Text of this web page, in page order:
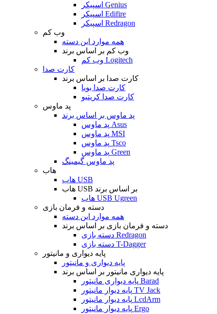
اسپیکر Genius
اسپیکر Edifire
اسپیکر Redragon
وب کم
همه موارد این دسته
وب کم بر اساس برند
وب کم Logitech
کارت صدا
کارت صدا بر اساس برند
کارت صدا بویا
کارت صدا کریتیو
پد ماوس
پد ماوس بر اساس برند
پد ماوس Asus
پد ماوس MSI
پد ماوس Tsco
پد ماوس Green
پد ماوس گیمینگ
هاب
هاب USB
هاب USB بر اساس برند
هاب USB Ugreen
دسته و فرمان بازی
همه موارد این دسته
دسته و فرمان بازی بر اساس برند
دسته بازی Redragon
دسته بازی T-Dagger
پایه دیواری و مانیتور
پایه دیواری و مانیتور
پایه دیواری مانیتور بر اساس برند
پایه دیواری مانیتور Barad
پایه دیوار مانیتور TV Jack
پایه دیوار مانیتور LcdArm
پایه دیوار مانیتور Ergo